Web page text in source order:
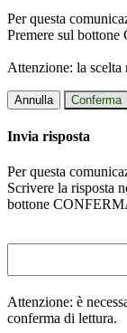
Per questa
Premere sul
Attenzione: la
Annulla Conferma
Invia risposta
Per questa
Scrivere la risposta
bottone
Attenzione: è
conferma di lettura.